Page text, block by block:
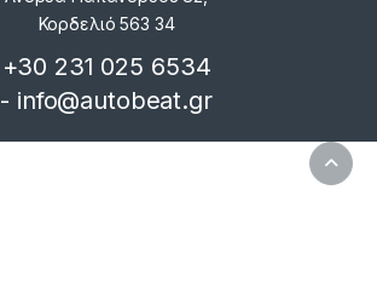
Κορδελιό 563 34
+30 231 025 6534
- info@autobeat.gr